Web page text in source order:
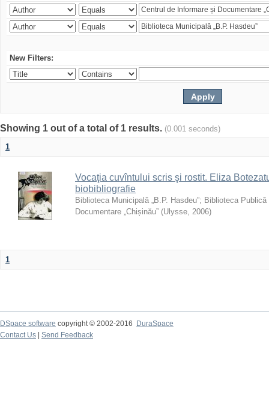
New Filters:
Showing 1 out of a total of 1 results. (0.001 seconds)
1
Vocaţia cuvîntului scris şi rostit. Eliza
biobibliografie
Biblioteca Municipală „B.P. Hasdeu”; Biblioteca Publică
Documentare „Chișinău” (Ulysse, 2006)
1
DSpace software copyright © 2002-2016
DuraSpace
Contact Us
Send Feedback